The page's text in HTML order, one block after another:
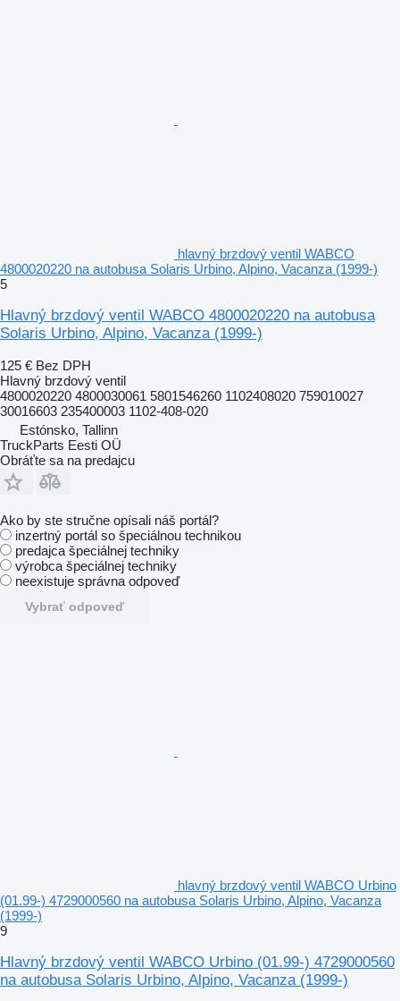
hlavný brzdový ventil WABCO
4800020220 na autobusa Solaris Urbino, Alpino, Vacanza (1999-)
5
Hlavný brzdový ventil WABCO 4800020220 na autobusa
Solaris Urbino, Alpino, Vacanza (1999-)
125 € Bez DPH
Hlavný brzdový ventil
4800020220 4800030061 5801546260 1102408020 759010027
30016603 235400003 1102-408-020
Estónsko, Tallinn
TruckParts Eesti OÜ
Obráťte sa na predajcu
Ako by ste stručne opísali náš portál?
inzertný portál so špeciálnou technikou
predajca špeciálnej techniky
výrobca špeciálnej techniky
neexistuje správna odpoveď
Vybrať odpoveď
hlavný brzdový ventil WABCO Urbino
(01.99-) 4729000560 na autobusa Solaris Urbino, Alpino, Vacanza
(1999-)
9
Hlavný brzdový ventil WABCO Urbino (01.99-) 4729000560
na autobusa Solaris Urbino, Alpino, Vacanza (1999-)